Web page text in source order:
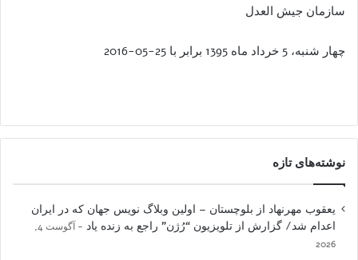
سازمان جیش العدل
چهار شنبه، 5 خرداد ماه 1395 برابر با 25-05-2016
نوشته‌های تازه
یعقوب مهرنهاد از بلوچستان – اولین وبلاگ نویس جهان که در ایران
اعدام شد/ گزارش از تلویزیون “رُژن” راجع به زنده یاد
آگوست 4,
2026